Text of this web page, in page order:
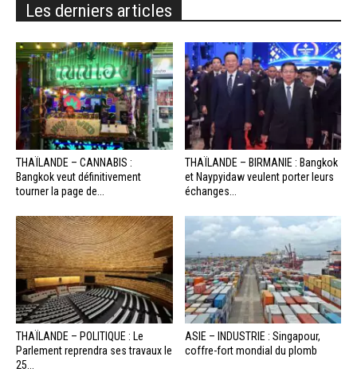
Les derniers articles
THAÏLANDE – CANNABIS :
Bangkok veut définitivement
tourner la page de...
THAÏLANDE – BIRMANIE : Bangkok
et Naypyidaw veulent porter leurs
échanges...
THAÏLANDE – POLITIQUE : Le
Parlement reprendra ses travaux le
25...
ASIE – INDUSTRIE : Singapour,
coffre-fort mondial du plomb